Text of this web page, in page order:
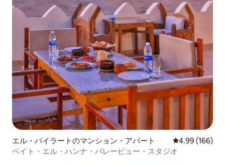
エル・バイラートのマンション・アパート レビュー166
4.99 (166)
ベイト・エル・ハンナ・バレービュー・スタジオ